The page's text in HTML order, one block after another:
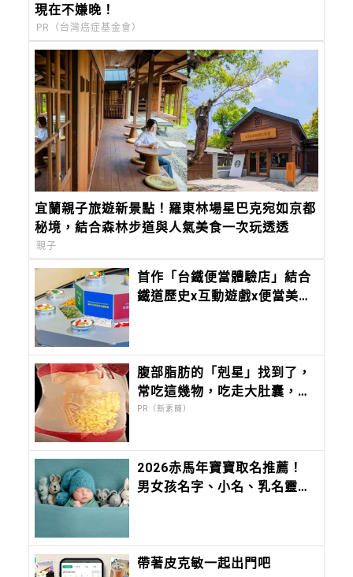
現在不嫌晚！
PR（台灣癌症基金會）
宜蘭親子旅遊新景點！羅東林場星巴克宛如京都
秘境，結合森林步道與人氣美食一次玩透透
親子
首作「台鐵便當體驗店」結合
鐵道歷史x互動遊戲x便當美
腹部脂肪的「剋星」找到了，
常吃這幾物，吃走大肚囊，瘦
出小蠻腰
PR（新素簡）
2026赤馬年寶寶取名推薦！
男女孩名字、小名、乳名靈感
帶著皮克敏一起出門吧